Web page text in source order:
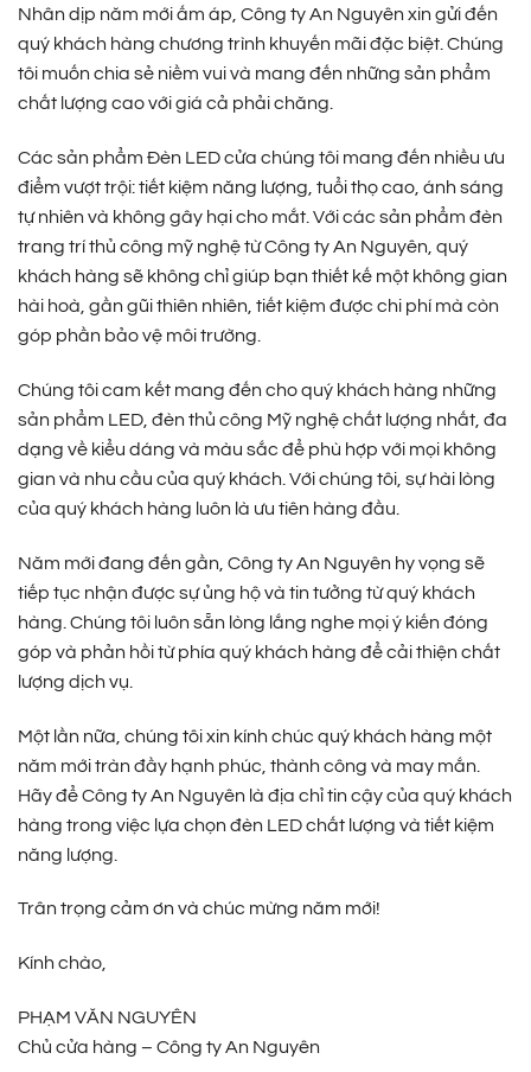
Nhân dịp năm mới ấm áp, Công ty An Nguyên xin gửi đến
quý khách hàng chương trình khuyến mãi đặc biệt. Chúng
tôi muốn chia sẻ niềm vui và mang đến những sản phẩm
chất lượng cao với giá cả phải chăng.
Các sản phẩm Đèn LED cửa chúng tôi mang đến nhiều ưu
điểm vượt trội: tiết kiệm năng lượng, tuổi thọ cao, ánh sáng
tự nhiên và không gây hại cho mắt. Với các sản phẩm đèn
trang trí thủ công mỹ nghệ từ Công ty An Nguyên, quý
khách hàng sẽ không chỉ giúp bạn thiết kế một không gian
hài hoà, gần gũi thiên nhiên, tiết kiệm được chi phí mà còn
góp phần bảo vệ môi trường.
Chúng tôi cam kết mang đến cho quý khách hàng những
sản phẩm LED, đèn thủ công Mỹ nghệ chất lượng nhất, đa
dạng về kiểu dáng và màu sắc để phù hợp với mọi không
gian và nhu cầu của quý khách. Với chúng tôi, sự hài lòng
của quý khách hàng luôn là ưu tiên hàng đầu.
Năm mới đang đến gần, Công ty An Nguyên hy vọng sẽ
tiếp tục nhận được sự ủng hộ và tin tưởng từ quý khách
hàng. Chúng tôi luôn sẵn lòng lắng nghe mọi ý kiến đóng
góp và phản hồi từ phía quý khách hàng để cải thiện chất
lượng dịch vụ.
Một lần nữa, chúng tôi xin kính chúc quý khách hàng một
năm mới tràn đầy hạnh phúc, thành công và may mắn.
Hãy để Công ty An Nguyên là địa chỉ tin cậy của quý khách
hàng trong việc lựa chọn đèn LED chất lượng và tiết kiệm
năng lượng.
Trân trọng cảm ơn và chúc mừng năm mới!
Kính chào,
PHẠM VĂN NGUYÊN
Chủ cửa hàng – Công ty An Nguyên